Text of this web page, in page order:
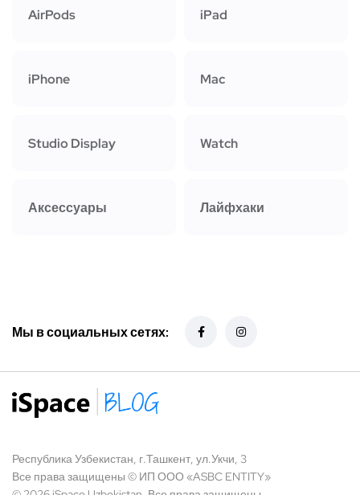
AirPods iPad
iPhone Mac
Studio Display Watch
Аксессуары Лайфхаки
Мы в социальных сетях:
Республика Узбекистан, г.Ташкент, ул.Укчи, 3
Все права защищены © ИП ООО «ASBC ENTITY»